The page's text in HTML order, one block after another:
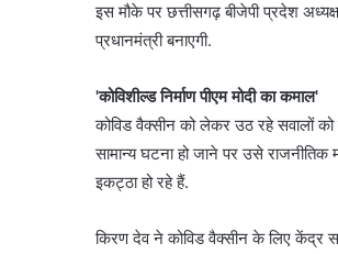
इस मौके पर छत्तीसगढ़ बीजेपी प्रदेश
प्रधानमंत्री बनाएगी.
'कोविशील्ड निर्माण पीएम मोदी का कमाल'
कोविड वैक्सीन को लेकर उठ रहे सवालों
सामान्य घटना हो जाने पर उसे राजनीतिक
इकट्ठा हो रहे हैं.
किरण देव ने कोविड वैक्सीन के लिए केंद्र